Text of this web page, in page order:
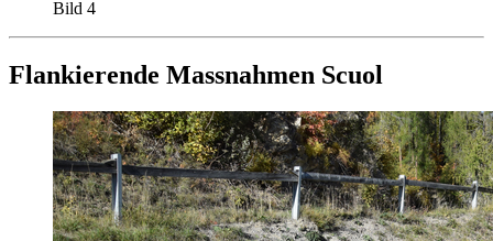
Bild 4
Flankierende Massnahmen Scuol